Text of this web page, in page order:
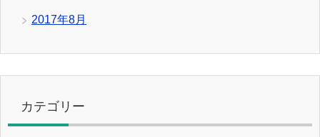
2017年8月
カテゴリー